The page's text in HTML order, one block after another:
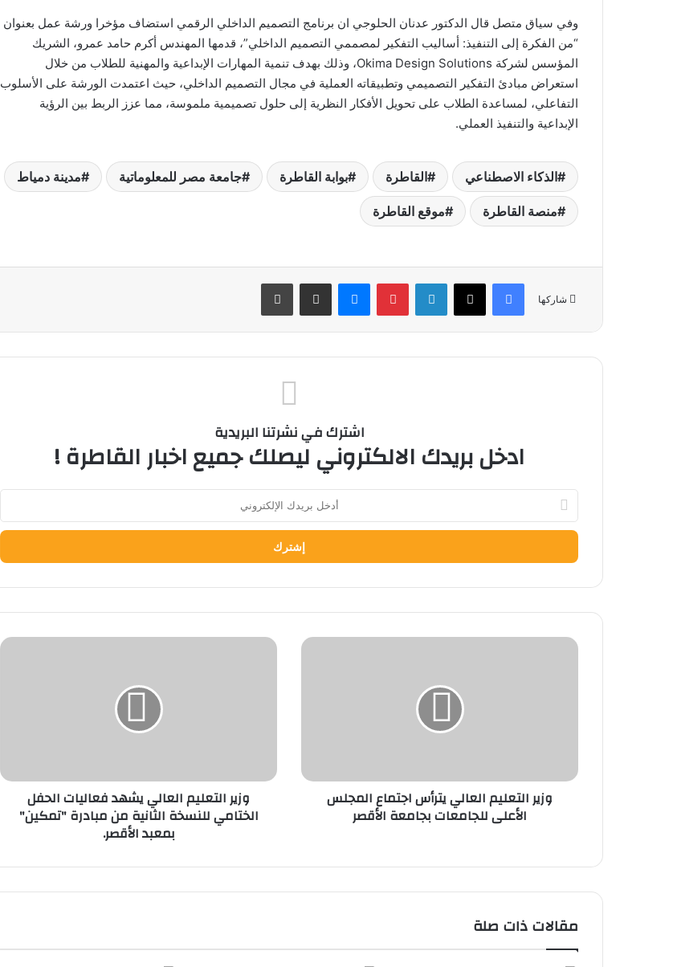
وفي سياق متصل قال الدكتور عدنان الحلوجي ان برنامج التصميم الداخلي الرقمي استضاف مؤخرا ورشة عمل بعنوان
“من الفكرة إلى التنفيذ: أساليب التفكير لمصممي التصميم الداخلي”، قدمها المهندس أكرم حامد عمرو، الشريك
المؤسس لشركة Okima Design Solutions، وذلك بهدف تنمية المهارات الإبداعية والمهنية للطلاب من خلال
استعراض مبادئ التفكير التصميمي وتطبيقاته العملية في مجال التصميم الداخلي، حيث اعتمدت الورشة على الأسلوب
التفاعلي، لمساعدة الطلاب على تحويل الأفكار النظرية إلى حلول تصميمية ملموسة، مما عزز الربط بين الرؤية
الإبداعية والتنفيذ العملي.
الذكاء الاصطناعي القاطرة بوابة القاطرة جامعة مصر للمعلوماتية مدينة دمياط
منصة القاطرة موقع القاطرة
شاركها
فيسبوك ‫X لينكدإن بينتيريستماسنجر مشاركة عبر البريد طباعة
اشترك في نشرتنا البريدية
ادخل بريدك الالكتروني ليصلك جميع اخبار القاطرة !
بريدك
الإلكتروني
وزير
بجامعة
الأقصروزير التعليم العالي يترأس اجتماع المجلس
الأعلى للجامعات بجامعة الأقصر
وزير
الثانية
مبادرة
وزير التعليم العالي يشهد فعاليات الحفل
الختامي للنسخة الثانية من مبادرة "تمكين"
بمعبد الأقصر.
مقالات ذات صلة